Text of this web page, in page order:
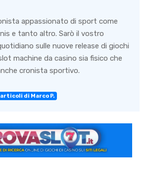
appassionato di sport come
e tanto altro. Sarò il vostro
sulle nuove release di giochi
machine da casino sia fisico che
cronista sportivo.
di Marco P.